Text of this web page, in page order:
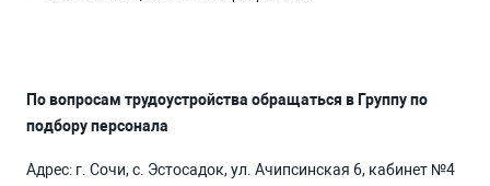
По вопросам трудоустройства обращаться в Группу по
подбору персонала
Адрес: г. Сочи, с. Эстосадок, ул. Ачипсинская 6, кабинет №4